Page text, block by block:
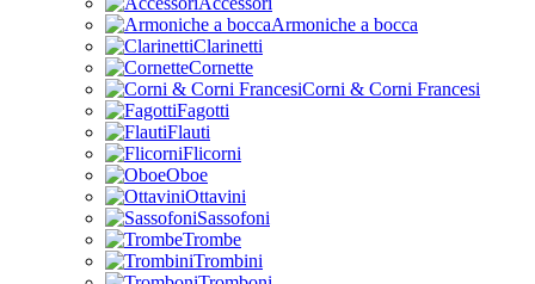
Armoniche a bocca
Clarinetti
Cornette
Corni & Corni Francesi
Fagotti
Flauti
Flicorni
Oboe
Ottavini
Sassofoni
Trombe
Trombini